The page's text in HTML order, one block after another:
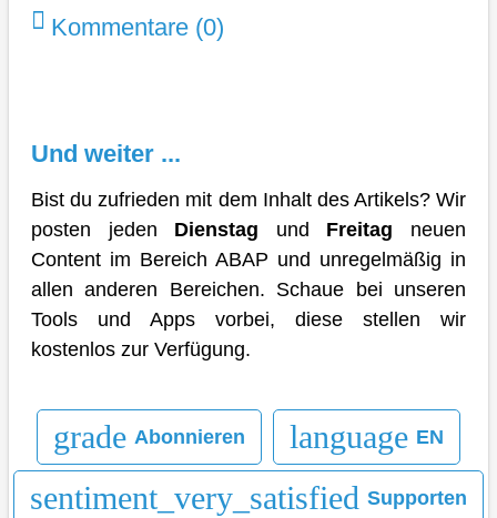
Kommentare (0)
Und weiter ...
Bist du zufrieden mit dem Inhalt des Artikels? Wir
posten jeden Dienstag und Freitag neuen
Content im Bereich ABAP und unregelmäßig in
allen anderen Bereichen. Schaue bei unseren
Tools und Apps vorbei, diese stellen wir
kostenlos zur Verfügung.
grade Abonnieren language EN
sentiment_very_satisfied Supporten